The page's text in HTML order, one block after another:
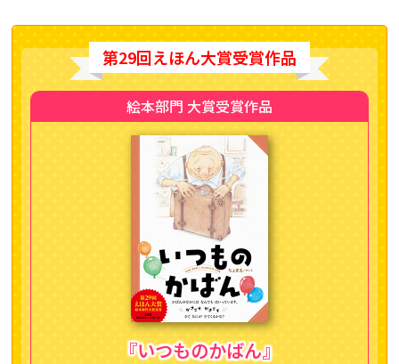
第29回えほん大賞受賞作品
絵本部門 大賞受賞作品
『いつものかばん』